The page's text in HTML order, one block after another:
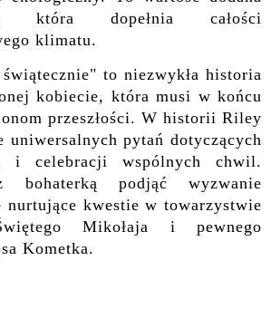
która dopełnia całości
klimatu.
to niezwykła historia
kobiecie, która musi w końcu
przeszłości. W historii Riley
uniwersalnych pytań dotyczących
i celebracji wspólnych chwil.
podjąć wyzwanie
nurtujące kwestie w towarzystwie
Mikołaja i pewnego
Kometka.